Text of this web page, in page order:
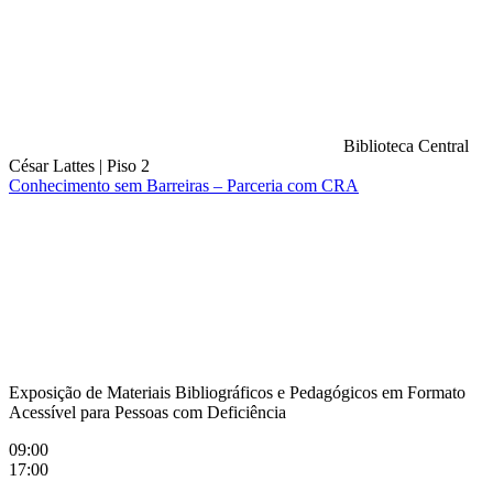
Biblioteca Central
César Lattes | Piso 2
Conhecimento sem Barreiras – Parceria com CRA
Exposição de Materiais Bibliográficos e Pedagógicos em Formato
Acessível para Pessoas com Deficiência
09:00
17:00